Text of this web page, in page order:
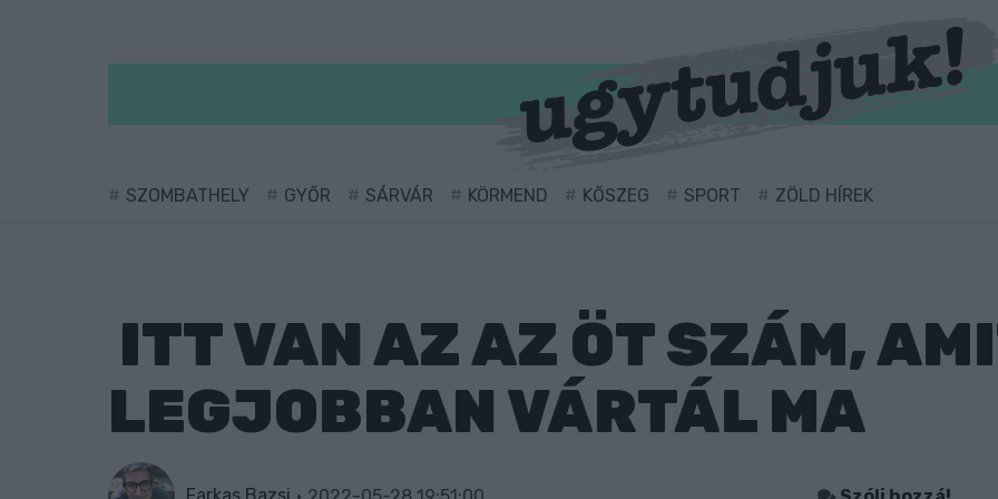
SZOMBATHELY GYŐR SÁRVÁR KÖRMEND KŐSZEG SPORT ZÖLD HÍREK
ITT VAN AZ AZ ÖT SZÁM,
LEGJOBBAN VÁRTÁL MA
Farkas Bazsi